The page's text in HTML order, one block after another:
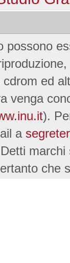
possono
ed
venga
).
a
che